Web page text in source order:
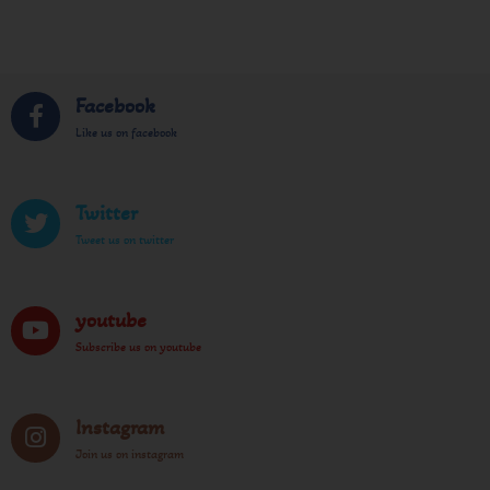
Facebook
Like us on facebook
Twitter
Tweet us on twitter
youtube
Subscribe us on youtube
Instagram
Join us on instagram